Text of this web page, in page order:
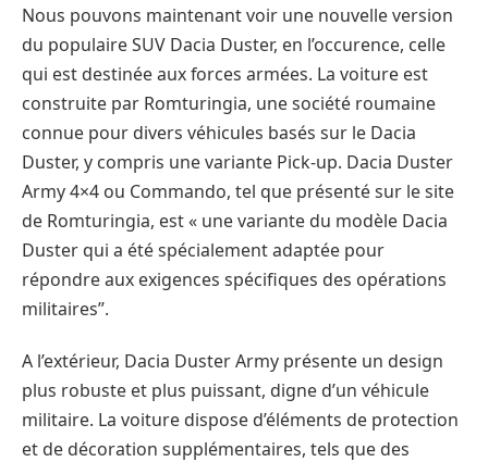
Nous pouvons maintenant voir une nouvelle version
du populaire SUV Dacia Duster, en l’occurence, celle
qui est destinée aux forces armées. La voiture est
construite par Romturingia, une société roumaine
connue pour divers véhicules basés sur le Dacia
Duster, y compris une variante Pick-up. Dacia Duster
Army 4×4 ou Commando, tel que présenté sur le site
de Romturingia, est « une variante du modèle Dacia
Duster qui a été spécialement adaptée pour
répondre aux exigences spécifiques des opérations
militaires’’.
A l’extérieur, Dacia Duster Army présente un design
plus robuste et plus puissant, digne d’un véhicule
militaire. La voiture dispose d’éléments de protection
et de décoration supplémentaires, tels que des